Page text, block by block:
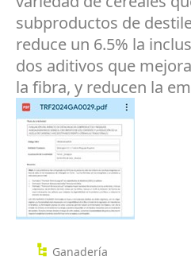
subproductos de
reduce un 6.5% la
dos aditivos que
la fibra, y reducen la
Ganadería